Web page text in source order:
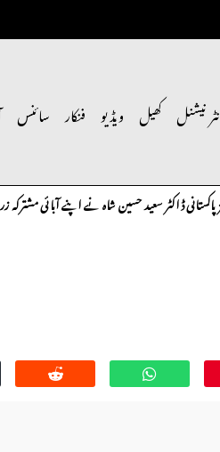
نیشنل کھیل ویڈیو فنکار سائنس
حسین شاہ نے اپنے آبائی مشترکہ زرعی رقبے کے